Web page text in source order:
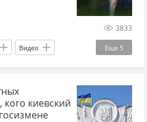
3833
Еще 5
Видео
кого киевский